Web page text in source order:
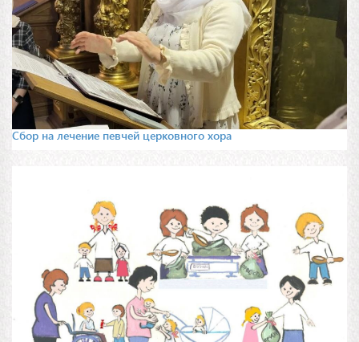
Сбор на лечение певчей церковного хора